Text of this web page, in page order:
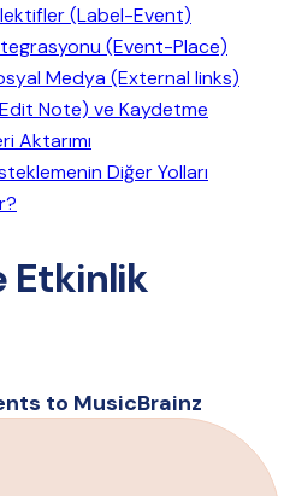
(Label-Event)
(Event-Place)
Medya (External links)
Note) ve Kaydetme
Aktarımı
Diğer Yolları
Etkinlik
to MusicBrainz